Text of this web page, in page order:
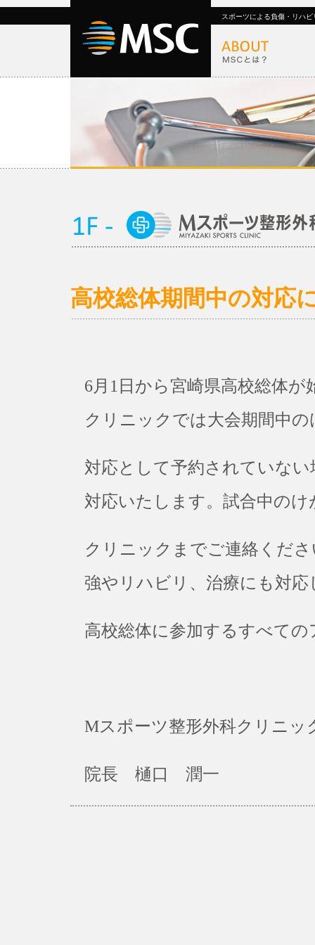
スポーツによる負傷・リハ
高校総体期間中の対応
6月1日から宮崎県高校総体
クリニックでは大会期間中
対応として予約されていな
対応いたします。試合中の
クリニックまでご連絡くだ
強やリハビリ、治療にも対
高校総体に参加するすべて
Mスポーツ整形外科クリニッ
院長 樋口 潤一